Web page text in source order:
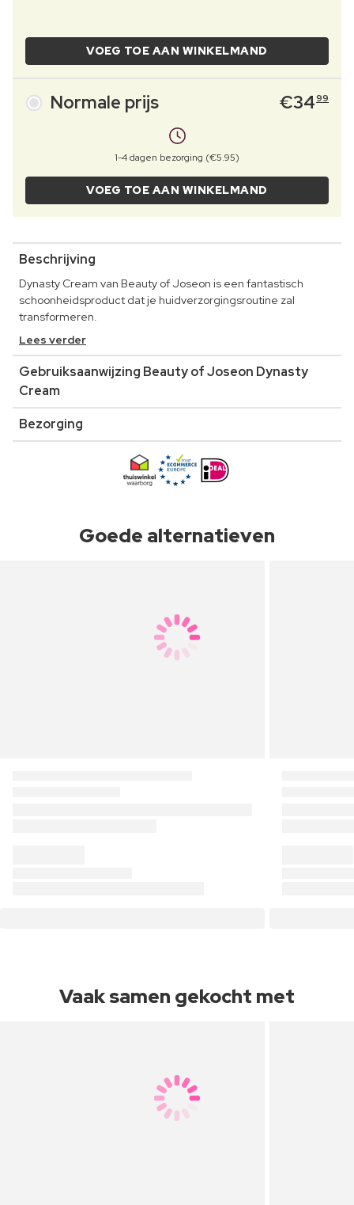
VOEG TOE AAN WINKELMAND
Normale prijs €3499
1-4 dagen bezorging (€5.95)
VOEG TOE AAN WINKELMAND
Beschrijving
Dynasty Cream van Beauty of Joseon is een fantastisch
schoonheidsproduct dat je huidverzorgingsroutine zal
transformeren.
Lees verder
Gebruiksaanwijzing Beauty of Joseon Dynasty
Cream
Bezorging
Goede alternatieven
Vaak samen gekocht met